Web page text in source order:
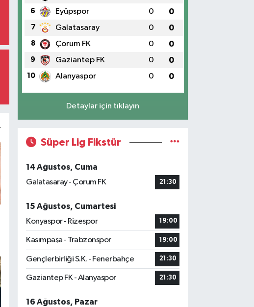
6 Eyüpspor 0 0
7 Galatasaray 0 0
8 Çorum FK 0 0
9 Gaziantep FK 0 0
10 Alanyaspor 0 0
Detaylar için tıklayın
Süper Lig Fikstür
14 Ağustos, Cuma
Galatasaray - Çorum FK
21:30
15 Ağustos, Cumartesi
Konyaspor - Rizespor
19:00
Kasımpaşa - Trabzonspor 19:00
Gençlerbirliği S.K. - Fenerbahçe 21:30
Gaziantep FK - Alanyaspor 21:30
16 Ağustos, Pazar